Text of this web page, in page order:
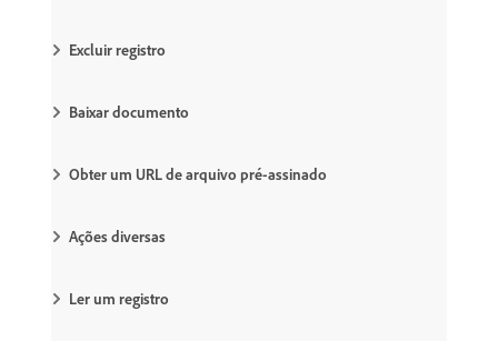
Excluir registro
Baixar documento
Obter um URL de arquivo pré-assinado
Ações diversas
Ler um registro